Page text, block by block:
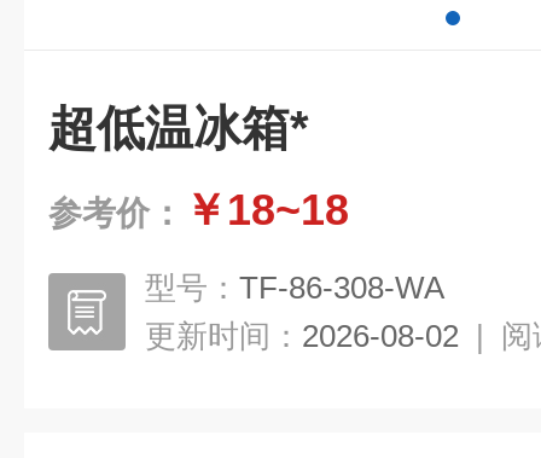
超低温冰箱*
参考价： ￥18~18
型号： TF-86-308-WA
更新时间： 2026-08-02 | 阅